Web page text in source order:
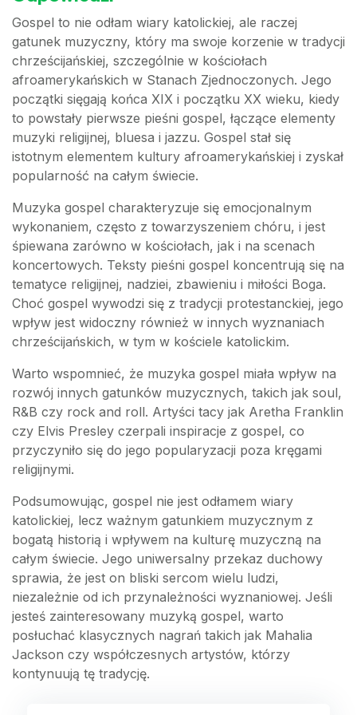
Gospel to nie odłam wiary katolickiej, ale raczej
gatunek muzyczny, który ma swoje korzenie w tradycji
chrześcijańskiej, szczególnie w kościołach
afroamerykańskich w Stanach Zjednoczonych. Jego
początki sięgają końca XIX i początku XX wieku, kiedy
to powstały pierwsze pieśni gospel, łączące elementy
muzyki religijnej, bluesa i jazzu. Gospel stał się
istotnym elementem kultury afroamerykańskiej i zyskał
popularność na całym świecie.
Muzyka gospel charakteryzuje się emocjonalnym
wykonaniem, często z towarzyszeniem chóru, i jest
śpiewana zarówno w kościołach, jak i na scenach
koncertowych. Teksty pieśni gospel koncentrują się na
tematyce religijnej, nadziei, zbawieniu i miłości Boga.
Choć gospel wywodzi się z tradycji protestanckiej, jego
wpływ jest widoczny również w innych wyznaniach
chrześcijańskich, w tym w kościele katolickim.
Warto wspomnieć, że muzyka gospel miała wpływ na
rozwój innych gatunków muzycznych, takich jak soul,
R&B czy rock and roll. Artyści tacy jak Aretha Franklin
czy Elvis Presley czerpali inspiracje z gospel, co
przyczyniło się do jego popularyzacji poza kręgami
religijnymi.
Podsumowując, gospel nie jest odłamem wiary
katolickiej, lecz ważnym gatunkiem muzycznym z
bogatą historią i wpływem na kulturę muzyczną na
całym świecie. Jego uniwersalny przekaz duchowy
sprawia, że jest on bliski sercom wielu ludzi,
niezależnie od ich przynależności wyznaniowej. Jeśli
jesteś zainteresowany muzyką gospel, warto
posłuchać klasycznych nagrań takich jak Mahalia
Jackson czy współczesnych artystów, którzy
kontynuują tę tradycję.